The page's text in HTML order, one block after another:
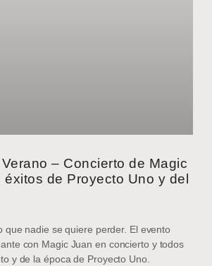
– Concierto de Magic
de Proyecto Uno y del
que nadie se quiere perder. El evento
con Magic Juan en concierto y todos
y de la época de Proyecto Uno.